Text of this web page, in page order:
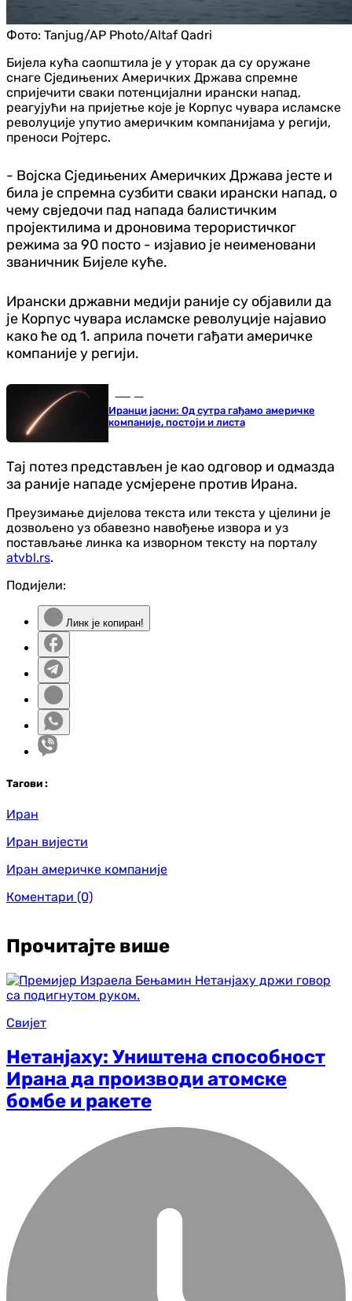
Фото: Tanjug/AP Photo/Altaf Qadri
Бијела кућа саопштила је у уторак да су оружане
снаге Сједињених Америчких Држава спремне
спријечити сваки потенцијални ирански напад,
реагујући на пријетње које је Корпус чувара исламске
револуције упутио америчким компанијама у регији,
преноси Ројтерс.
- Војска Сједињених Америчких Држава јесте и
била је спремна сузбити сваки ирански напад, о
чему свједочи пад напада балистичким
пројектилима и дроновима терористичког
режима за 90 посто - изјавио је неименовани
званичник Бијеле куће.
Ирански државни медији раније су објавили да
је Корпус чувара исламске револуције најавио
како ће од 1. априла почети гађати америчке
компаније у регији.
Иранци јасни: Од сутра гађамо америчке
компаније, постоји и листа
Тај потез представљен је као одговор и одмазда
за раније нападе усмјерене против Ирана.
Преузимање дијелова текста или текста у цјелини је
дозвољено уз обавезно навођење извора и уз
постављање линка ка изворном тексту на порталу
atvbl.rs.
Подијели:
Линк је копиран!
Тагови :
Иран
Иран вијести
Иран америчке компаније
Коментари (0)
Прочитајте више
Свијет
Нетанјаху: Уништена способност
Ирана да производи атомске
бомбе и ракете